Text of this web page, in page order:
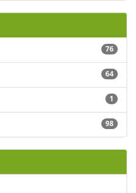
76
64
1
98